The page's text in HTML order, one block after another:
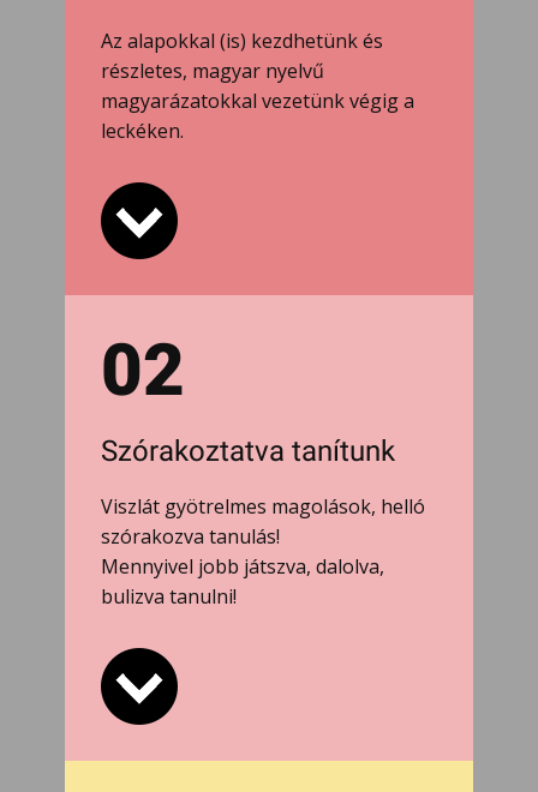
Az alapokkal (is) kezdhetünk és
részletes, magyar nyelvű
magyarázatokkal vezetünk végig a
leckéken.
02
Szórakoztatva tanítunk
Viszlát gyötrelmes magolások, helló
szórakozva tanulás!
Mennyivel jobb játszva, dalolva,
bulizva tanulni!